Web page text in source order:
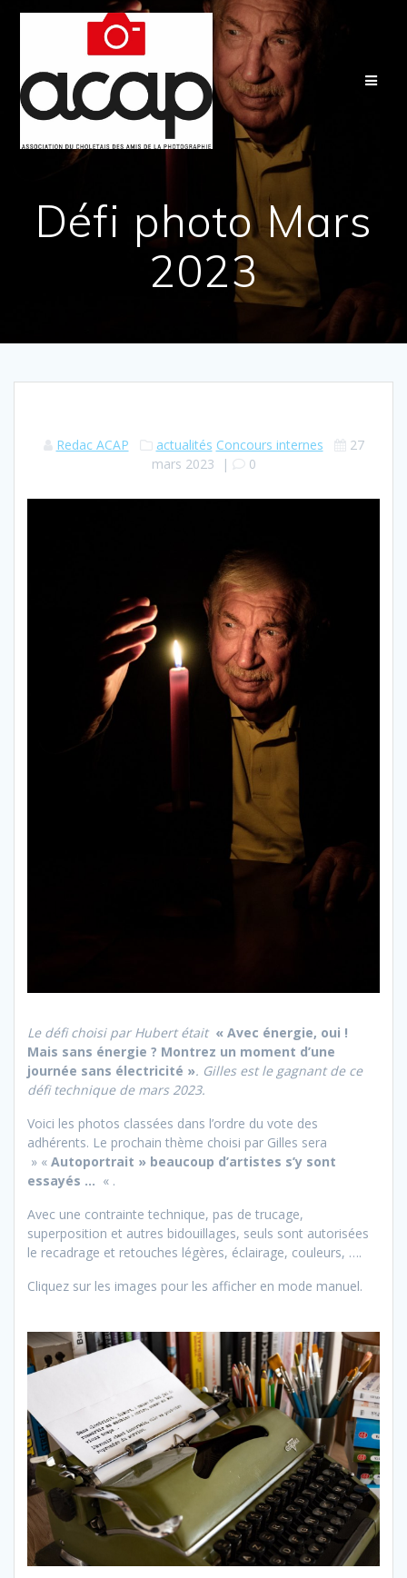
Passer
contenu
Défi photo Mars
2023
Redac ACAP actualités Concours internes
27
mars 2023 | 0
Le défi choisi par Hubert était « Avec énergie, oui !
Mais sans énergie ? Montrez un moment d’une
journée sans électricité ». Gilles est le gagnant de ce
défi technique de mars 2023.
Voici les photos classées dans l’ordre du vote des
adhérents. Le prochain thème choisi par Gilles sera
» « Autoportrait » beaucoup d’artistes s’y sont
essayés … « .
Avec une contrainte technique, pas de trucage,
superposition et autres bidouillages, seuls sont autorisées
le recadrage et retouches légères, éclairage, couleurs, ….
Cliquez sur les images pour les afficher en mode manuel.